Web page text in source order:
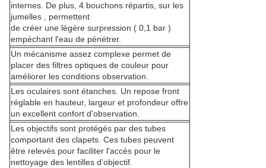
internes. De plus, 4 bouchons répartis, sur les
jumelles , permettent
de créer une légère surpression ( 0,1 bar )
empéchant l'eau de pénétrer.
Un mécanisme assez complexe permet de
placer des filtres optiques de couleur pour
améliorer les conditions observation.
Les oculaires sont étanches. Un repose front
réglable en hauteur, largeur et profondeur offre
un excellent confort d'observation.
Les objectifs sont protégés par des tubes
comportant des clapets. Ces tubes peuvent
être relevés pour faciliter l'accés pour le
nettoyage des lentilles d'objectif.